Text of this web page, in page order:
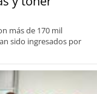
más de 170 mil
sido ingresados por